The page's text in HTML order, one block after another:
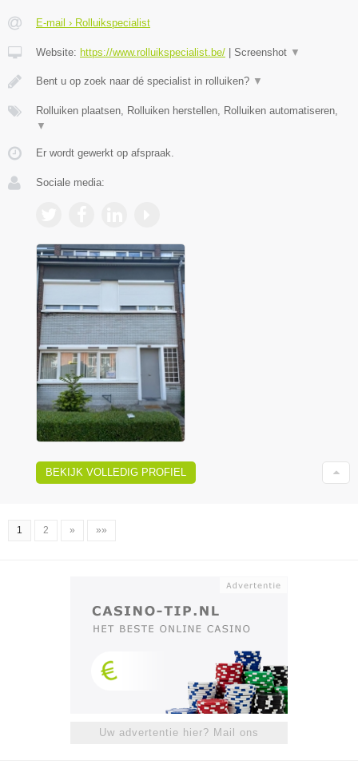
E-mail › Rolluikspecialist
Website: https://www.rolluikspecialist.be/ Screenshot ▼
Bent u op zoek naar dé specialist in rolluiken? ▼
Rolluiken plaatsen, Rolluiken herstellen, Rolluiken automatiseren,
▼
Er wordt gewerkt op afspraak.
Sociale media:
BEKIJK VOLLEDIG PROFIEL
1 2 » »»
Uw advertentie hier? Mail ons